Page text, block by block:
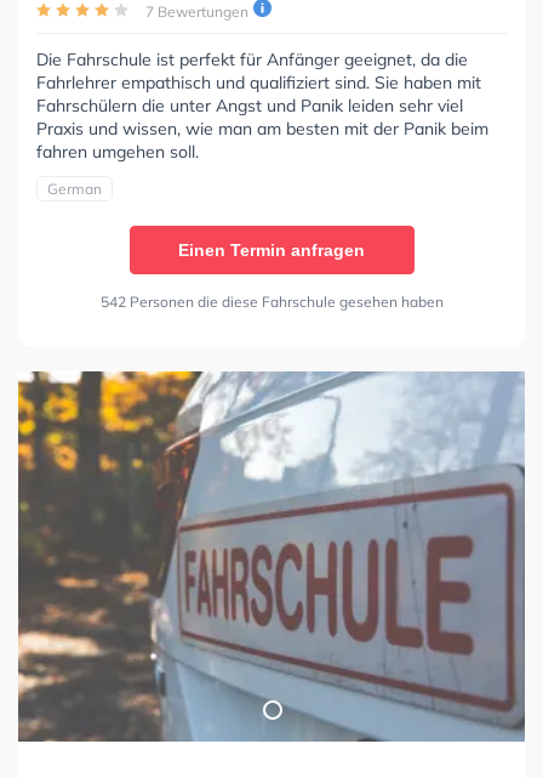
7 Bewertungen
Die Fahrschule ist perfekt für Anfänger geeignet, da die
Fahrlehrer empathisch und qualifiziert sind. Sie haben mit
Fahrschülern die unter Angst und Panik leiden sehr viel
Praxis und wissen, wie man am besten mit der Panik beim
fahren umgehen soll.
German
Einen Termin anfragen
542 Personen die diese Fahrschule gesehen haben